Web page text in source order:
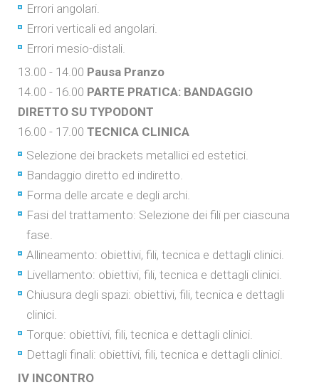
Errori angolari.
Errori verticali ed angolari.
Errori mesio-distali.
13.00 - 14.00 Pausa Pranzo
14.00 - 16.00 PARTE PRATICA: BANDAGGIO
DIRETTO SU TYPODONT
16.00 - 17.00 TECNICA CLINICA
Selezione dei brackets metallici ed estetici.
Bandaggio diretto ed indiretto.
Forma delle arcate e degli archi.
Fasi del trattamento: Selezione dei fili per ciascuna
fase.
Allineamento: obiettivi, fili, tecnica e dettagli clinici.
Livellamento: obiettivi, fili, tecnica e dettagli clinici.
Chiusura degli spazi: obiettivi, fili, tecnica e dettagli
clinici.
Torque: obiettivi, fili, tecnica e dettagli clinici.
Dettagli finali: obiettivi, fili, tecnica e dettagli clinici.
IV INCONTRO